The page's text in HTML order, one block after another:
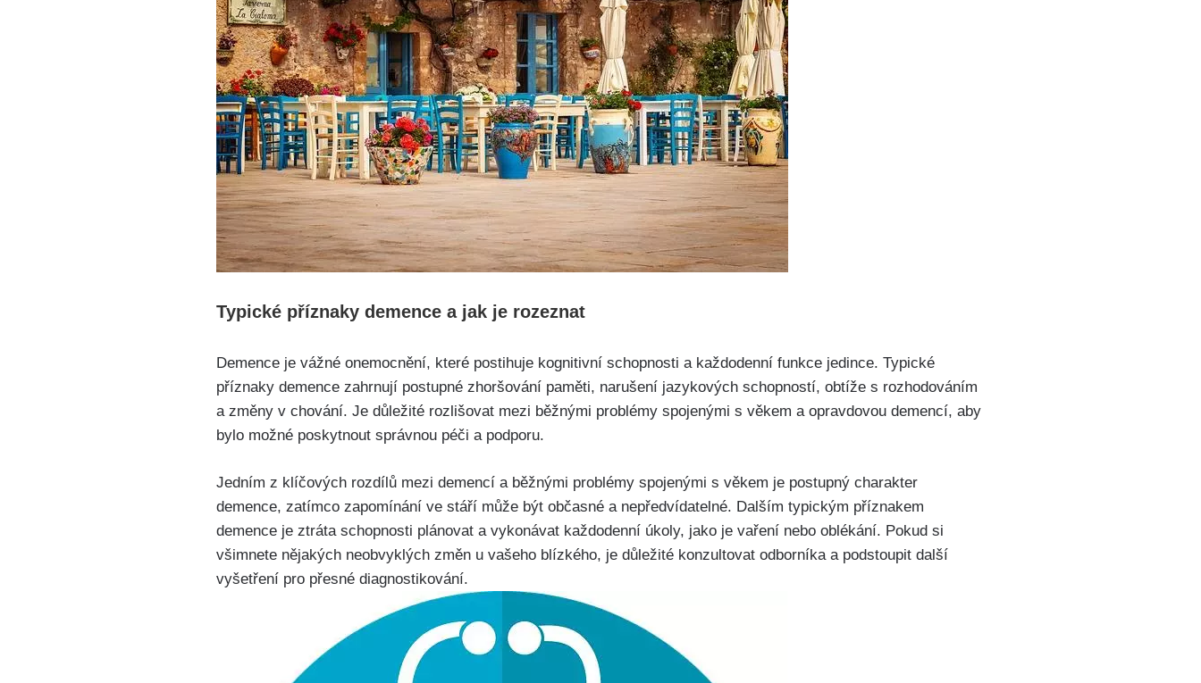
Typické příznaky demence a jak je rozeznat
Demence je vážné onemocnění, které postihuje kognitivní schopnosti a každodenní funkce jedince. Typické
příznaky demence zahrnují postupné zhoršování paměti, narušení jazykových schopností, obtíže s rozhodováním
a změny v chování. Je důležité rozlišovat mezi běžnými problémy spojenými s věkem a opravdovou demencí, aby
bylo možné poskytnout správnou péči a podporu.
Jedním z klíčových rozdílů mezi demencí a běžnými problémy spojenými s věkem je postupný charakter
demence, zatímco zapomínání ve stáří může být občasné a nepředvídatelné. Dalším typickým příznakem
demence je ztráta schopnosti plánovat a vykonávat každodenní úkoly, jako je vaření nebo oblékání. Pokud si
všimnete nějakých neobvyklých změn u vašeho blízkého, je důležité konzultovat odborníka a podstoupit další
vyšetření pro přesné diagnostikování.